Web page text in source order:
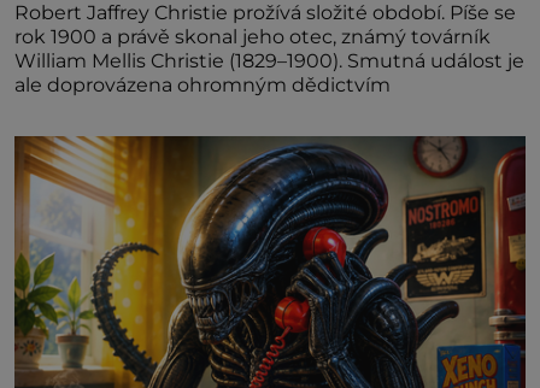
Robert Jaffrey Christie prožívá složité období. Píše se
rok 1900 a právě skonal jeho otec, známý továrník
William Mellis Christie (1829–1900). Smutná událost je
ale doprovázena ohromným dědictvím